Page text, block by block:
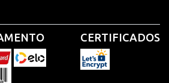
CERTIFICADOS